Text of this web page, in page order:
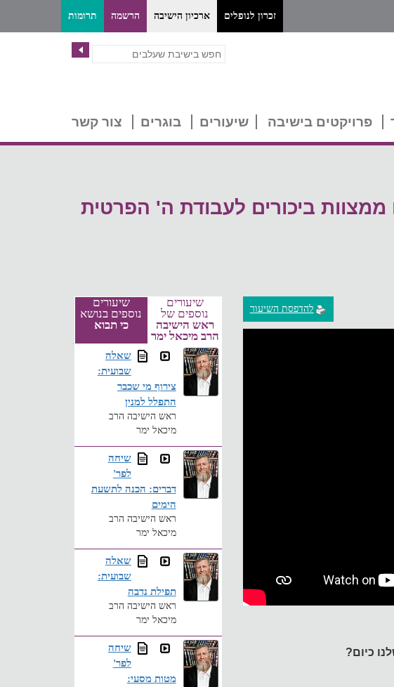
תרומות הרשמה ארכיון הישיבה זכרון לנופלים
פרויקטים בישיבה שיעורים בוגרים צור קשר
ביכורים לעבודת ה' הפרטית
להדפסת השיעור
כיום?
שיעורים
נוספים של
ראש הישיבה
הרב מיכאל ימר
שיעורים
נוספים בנושא
כי תבוא
שאלה
שבועית:
צירוף מי שכבר
התפלל למנין
ראש הישיבה הרב
מיכאל ימר
שיחה
לפר'
דברים: הכנה לתשעת
הימים
ראש הישיבה הרב
מיכאל ימר
שאלה
שבועית:
תפילת נדבה
ראש הישיבה הרב
מיכאל ימר
שיחה
לפר'
מטות מסעי: